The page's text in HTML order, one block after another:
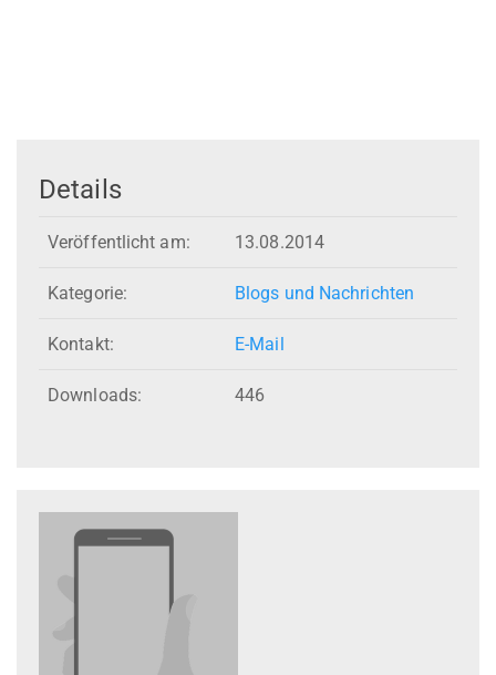
Details
Veröffentlicht am: 13.08.2014
Kategorie: Blogs und Nachrichten
Kontakt: E-Mail
Downloads: 446